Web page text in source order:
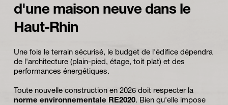
d'une maison neuve dans le
Haut-Rhin
Une fois le terrain sécurisé, le budget de l'édifice dépendra
de l'architecture (plain-pied, étage, toit plat) et des
performances énergétiques.
Toute nouvelle construction en 2026 doit respecter la
norme environnementale RE2020. Bien qu'elle impose